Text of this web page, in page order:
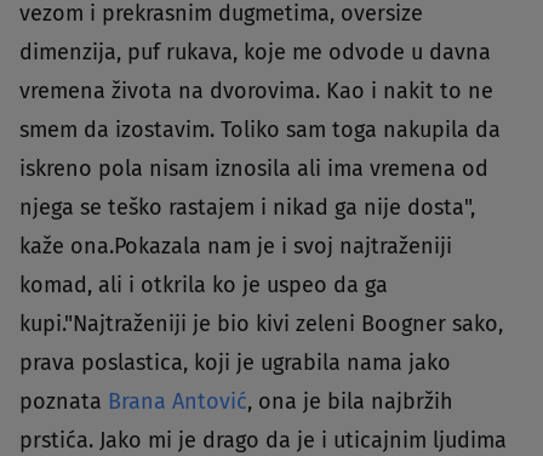
vezom i prekrasnim dugmetima, oversize
dimenzija, puf rukava, koje me odvode u davna
vremena života na dvorovima. Kao i nakit to ne
smem da izostavim. Toliko sam toga nakupila da
iskreno pola nisam iznosila ali ima vremena od
njega se teško rastajem i nikad ga nije dosta",
kaže ona.Pokazala nam je i svoj najtraženiji
komad, ali i otkrila ko je uspeo da ga
kupi."Najtraženiji je bio kivi zeleni Boogner sako,
prava poslastica, koji je ugrabila nama jako
poznata Brana Antović, ona je bila najbržih
prstića. Jako mi je drago da je i uticajnim ljudima